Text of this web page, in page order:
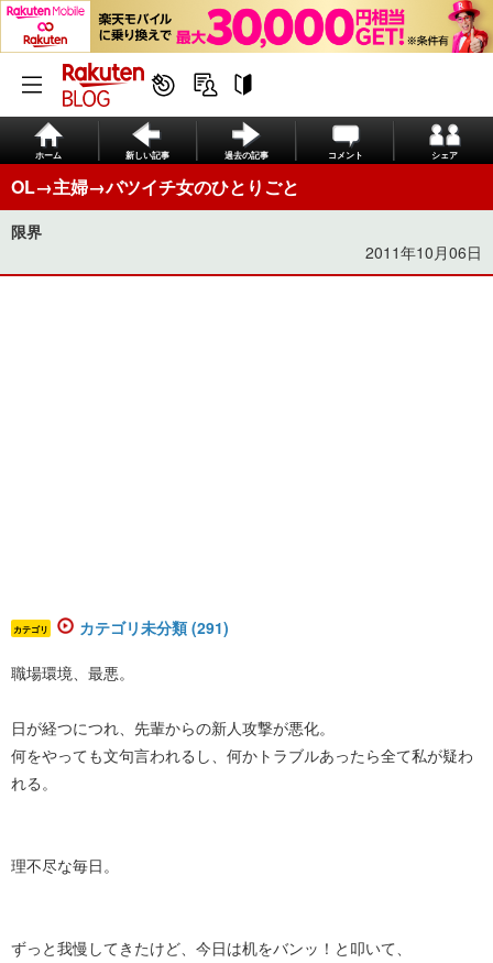
ホーム 新しい記事 過去の記事 コメント シェア
OL→主婦→バツイチ女のひとりごと
限界
2011年10月06日
カテゴリ カテゴリ未分類 (291)
職場環境、最悪。
日が経つにつれ、先輩からの新人攻撃が悪化。
何をやっても文句言われるし、何かトラブルあったら全て私が疑わ
れる。
理不尽な毎日。
ずっと我慢してきたけど、今日は机をバンッ！と叩いて、